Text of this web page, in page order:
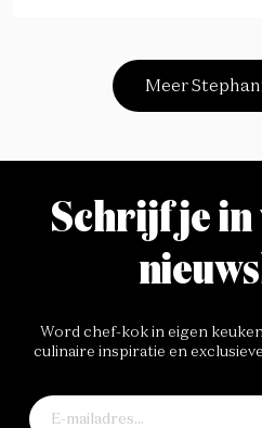
Meer
Schrijf je in
Word chef-kok in eigen
culinaire inspiratie en